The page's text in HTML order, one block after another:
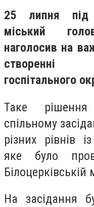
25 липня під
міський
наголосив на
госпітального
Таке
спільному
різних рівнів
яке було
Білоцерківській
На засідання